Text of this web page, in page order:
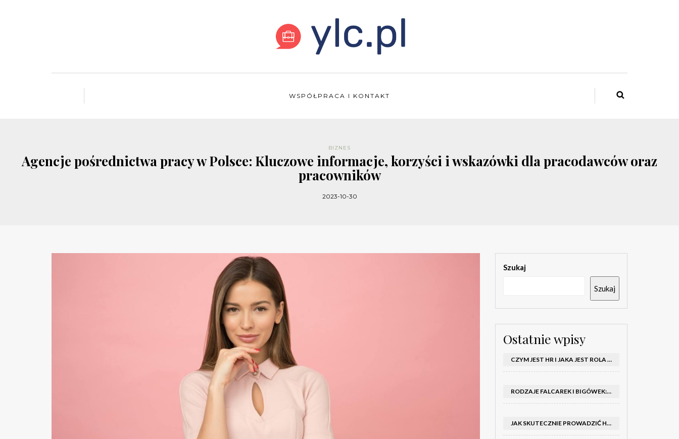
WSPÓŁPRACA I KONTAKT
BIZNES
Agencje pośrednictwa pracy w Polsce: Kluczowe informacje, korzyści i wskazówki dla pracodawców oraz
pracowników
2023-10-30
Szukaj
Szukaj
Ostatnie wpisy
CZYM JEST HR I JAKA JEST ROLA DZIAŁU HR W FIRMIE
RODZAJE FALCAREK I BIGÓWEK: JAKIE WYBRAĆ DO PRODUKCJI?
JAK SKUTECZNIE PROWADZIĆ HOSTESSY NA TARGACH: PORADNIK I SZKOLENIA